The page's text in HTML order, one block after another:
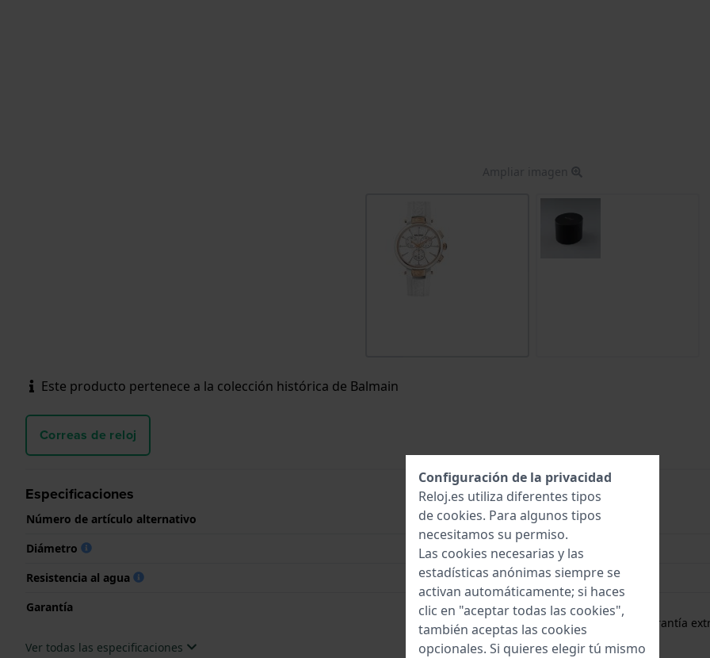
Ampliar imagen
Este producto pertenece a la colección histórica de Balmain
Correas de reloj
Especificaciones
Número de artículo alternativo
B53532216
Diámetro
38 mm
Resistencia al agua
5 Bar (Ducha)
Garantía
2 años de garantía
gratuito
1 año de garantía
Ver todas las especificaciones
Configuración de la privacidad
Reloj.es utiliza diferentes tipos
de cookies. Para algunos tipos
necesitamos su permiso.
Las cookies necesarias y las
estadísticas anónimas siempre se
activan automáticamente; si haces
clic en "aceptar todas las cookies",
también aceptas las cookies
opcionales. Si quieres elegir tú mismo